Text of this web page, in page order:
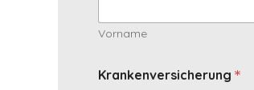
Vorname
Krankenversicherung *